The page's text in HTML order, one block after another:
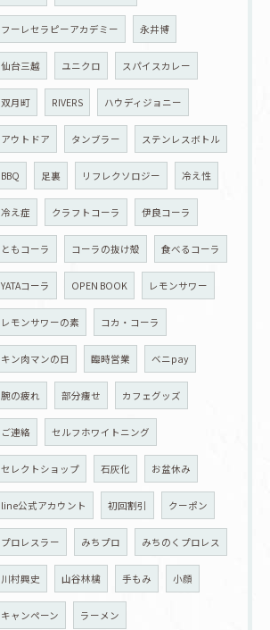
フーレセラピーアカデミー 永井博
仙台三越 ユニクロ スパイスカレー
双月町 RIVERS ハウディジョニー
アウトドア タンブラー ステンレスボトル
BBQ 足裏 リフレクソロジー 冷え性
冷え症 クラフトコーラ 伊良コーラ
ともコーラ コーラの抜け殻 食べるコーラ
YATAコーラ OPEN BOOK レモンサワー
レモンサワーの素 コカ・コーラ
キン肉マンの日 臨時営業 ベニpay
腕の疲れ 部分痩せ カフェグッズ
ご連絡 セルフホワイトニング
セレクトショップ 石灰化 お盆休み
line公式アカウント 初回割引 クーポン
プロレスラー みちプロ みちのくプロレス
川村興史 山谷林檎 手もみ 小顔
キャンペーン ラーメン